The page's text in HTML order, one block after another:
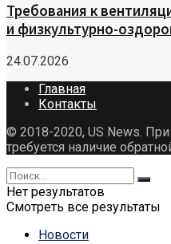
Требования к
и физкультурно-
24.07.2026
Главная
Контакты
© 2018-2020, US News.
требуется наличие
Нет результатов
Смотреть все результаты
Новости